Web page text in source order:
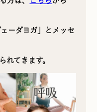
ーダヨガ」とメッセ
れてきます。